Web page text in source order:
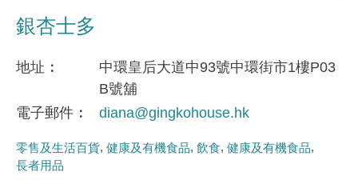
銀杏士多
地址
中環皇后大道中93號中環街市1樓P03
B號舖
電子郵件
diana@gingkohouse.hk
零售及生活百貨 健康及有機食品 飲食 健康及有機食品
長者用品